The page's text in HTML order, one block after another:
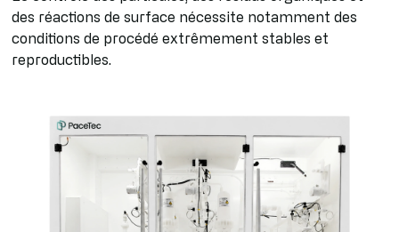
des réactions de surface nécessite notamment des
conditions de procédé extrêmement stables et
reproductibles.